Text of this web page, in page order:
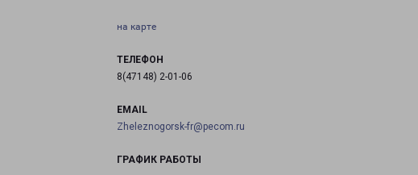
на карте
ТЕЛЕФОН
8(47148) 2-01-06
EMAIL
Zheleznogorsk-fr@pecom.ru
ГРАФИК РАБОТЫ